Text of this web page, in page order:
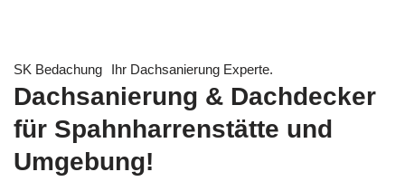
SK Bedachung Ihr Dachsanierung Experte.
Dachsanierung & Dachdecker
für Spahnharrenstätte und
Umgebung!